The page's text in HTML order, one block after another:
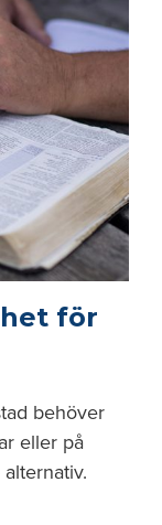
för
behöver
eller på